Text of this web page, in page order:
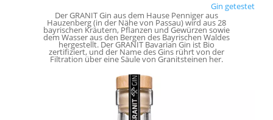
Gin getestet
Der GRANIT Gin aus dem Hause Penniger aus
Hauzenberg (in der Nähe von Passau) wird aus 28
bayrischen Kräutern, Pflanzen und Gewürzen sowie
dem Wasser aus den Bergen des Bayrischen Waldes
hergestellt. Der GRANIT Bavarian Gin ist Bio
zertifiziert, und der Name des Gins rührt von der
Filtration über eine Säule von Granitsteinen her.